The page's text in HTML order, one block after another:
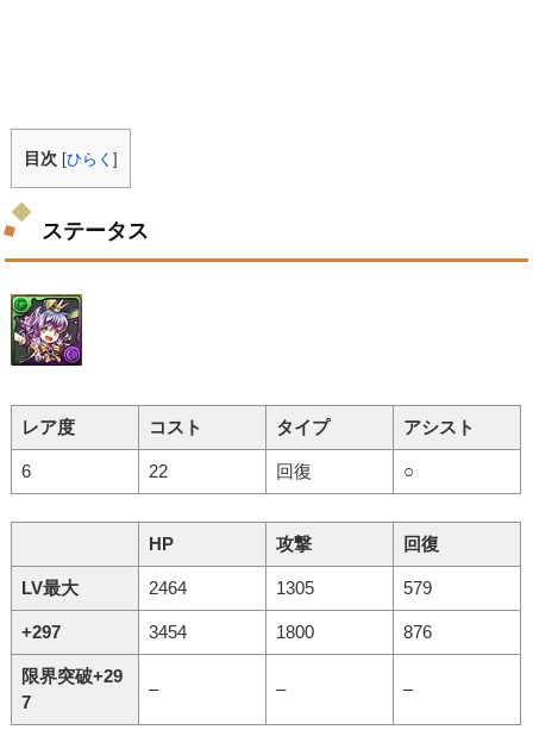
目次 [ひらく]
ステータス
レア度 コスト タイプ アシスト
6 22 回復 ○
HP 攻撃 回復
LV最大 2464 1305 579
+297 3454 1800 876
限界突破+29
7
– – –